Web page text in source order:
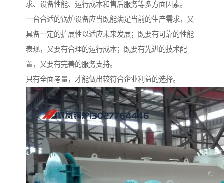
求、设备性能、运行成本和售后服务等多方面因素。
一台合适的锅炉设备应当既能满足当前的生产需求，又
具备一定的扩展性以适应未来发展；既要有可靠的性能
表现，又要有合理的运行成本；既要有先进的技术配
置，又要有完善的服务支持。
只有全面考量，才能做出较符合企业利益的选择。